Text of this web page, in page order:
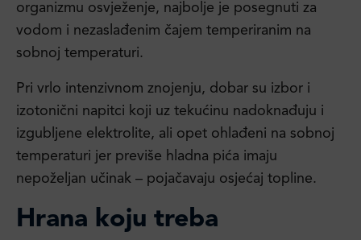
organizmu osvježenje, najbolje je posegnuti za
vodom i nezaslađenim čajem temperiranim na
sobnoj temperaturi.
Pri vrlo intenzivnom znojenju, dobar su izbor i
izotonični napitci koji uz tekućinu nadoknađuju i
izgubljene elektrolite, ali opet ohlađeni na sobnoj
temperaturi jer previše hladna pića imaju
nepoželjan učinak – pojačavaju osjećaj topline.
Hrana koju treba